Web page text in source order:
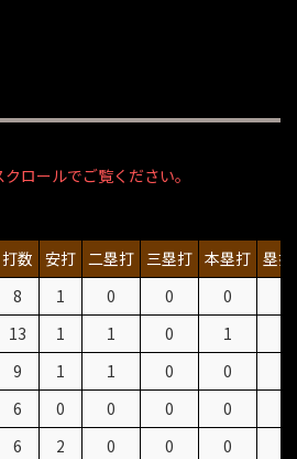
打数 安打 二塁打 三塁打 本塁打 塁
8 1 0 0 0
13 1 1 0 1
9 1 1 0 0
6 0 0 0 0
6 2 0 0 0